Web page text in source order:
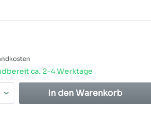
ca. 2-4 Werktage
In den Warenkorb